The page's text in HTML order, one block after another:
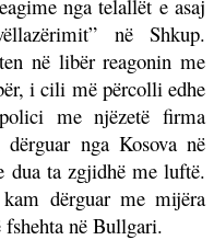
nga telallët e asaj
në Shkup.
në libër reagonin me
i cili më përcolli edhe
me njëzetë firma
nga Kosova në
dua ta zgjidhë me luftë.
dërguar me mijëra
në Bullgari.